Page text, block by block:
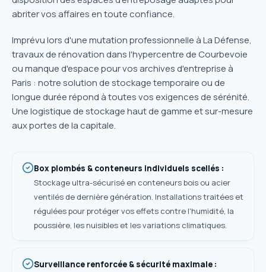
abriter vos affaires en toute confiance.
Imprévu lors d'une mutation professionnelle à La Défense,
travaux de rénovation dans l'hypercentre de Courbevoie
ou manque d'espace pour vos archives d'entreprise à
Paris : notre solution de stockage temporaire ou de
longue durée répond à toutes vos exigences de sérénité.
Une logistique de stockage haut de gamme et sur-mesure
aux portes de la capitale.
Box plombés & conteneurs individuels scellés :
Stockage ultra-sécurisé en conteneurs bois ou acier
ventilés de dernière génération. Installations traitées et
régulées pour protéger vos effets contre l'humidité, la
poussière, les nuisibles et les variations climatiques.
Surveillance renforcée & sécurité maximale :